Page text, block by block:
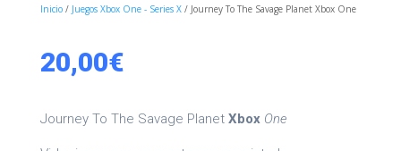
Inicio/ Juegos Xbox One - Series X/ Journey To The Savage Planet Xbox One
20,00€
Journey To The Savage Planet Xbox One